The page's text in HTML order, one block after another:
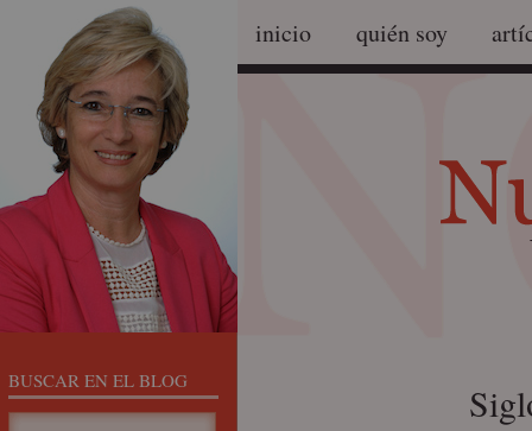
inicio quién soy
BUSCAR EN EL BLOG